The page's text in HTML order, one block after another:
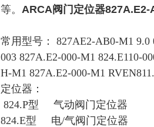
等。 ARCA阀门定位器827A.E2-
常用型号： 827AE2-AB0-M1 9.0
003 827A.E2-000-M1 824.E110-
H-M1 827A.E2-000-M1
定位器：
824.P型 气动阀门定位器
824.E型 电/气阀门定位器